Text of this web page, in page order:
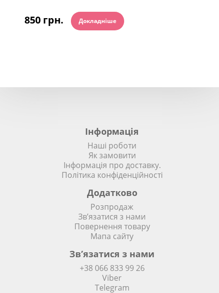
850 грн. Докладніше
Інформація
Наші роботи
Як замовити
Інформація про доставку.
Політика конфіденційності
Додатково
Розпродаж
Зв’язатися з нами
Повернення товару
Мапа сайту
Зв’язатися з нами
+38 066 833 99 26
Viber
Telegram